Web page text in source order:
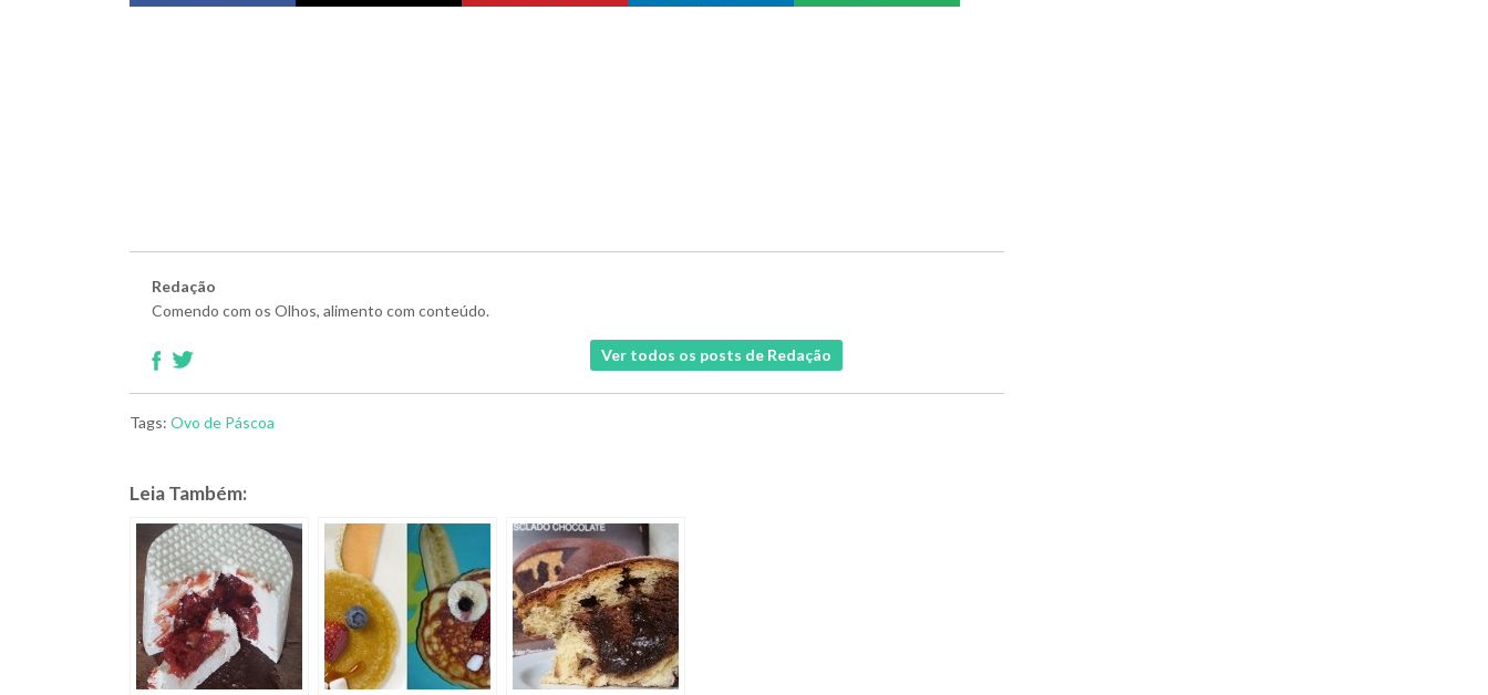
Redação
Comendo com os Olhos, alimento com conteúdo.
Ver todos os posts de Redação
Tags: Ovo de Páscoa
Leia Também: